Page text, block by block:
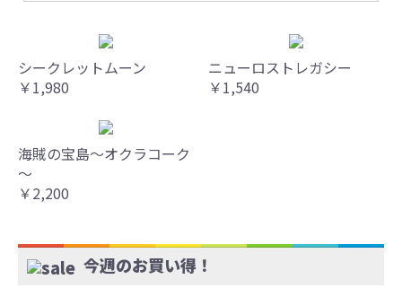
シークレットムーン
￥1,980
ニューロストレガシー
￥1,540
海賊の宝島～オクラコーク
～
￥2,200
今週のお買い得！